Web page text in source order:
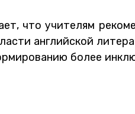
что учителям
английской
более